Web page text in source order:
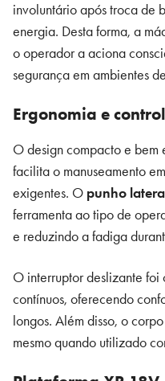
involuntário após troca de
energia. Desta forma, a
o operador a aciona
segurança em ambientes
Ergonomia e
O design compacto e
facilita o manuseamento
exigentes. O punho
ferramenta ao tipo de
e reduzindo a fadiga
O interruptor deslizante
contínuos, oferecendo
longos. Além disso, o
mesmo quando utilizado